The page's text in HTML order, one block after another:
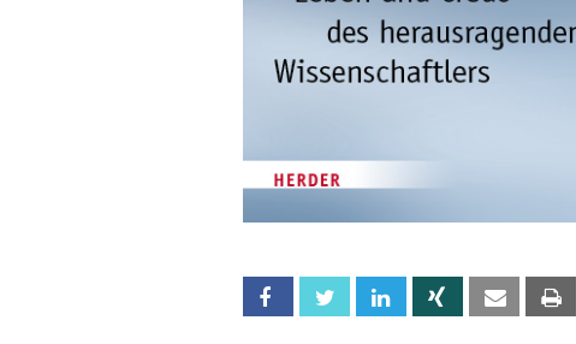
Facebook Twitter Linkedin Xing Email